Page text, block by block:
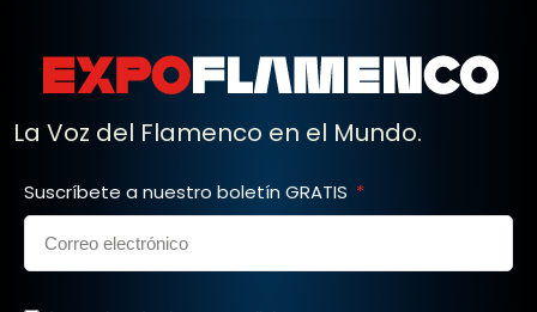
La Voz del Flamenco en el Mundo.
Suscríbete a nuestro boletín GRATIS